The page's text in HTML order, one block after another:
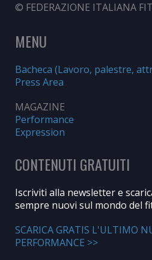
© FEDERAZIONE ITALIANA
MENU
Bacheca (Lavoro, palestre,
Press Area
MAGAZINE
Performance
Expression
CONTENUTI GRATUITI
Iscriviti alla newsletter e
sempre nuovi sul mondo del
SCARICA GRATIS L'ULTIMO
PERFORMANCE >>